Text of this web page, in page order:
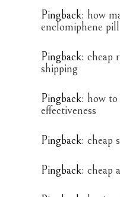
Pingback: how
enclomiphene pill
Pingback: cheap
shipping
Pingback: how
effectiveness
Pingback: cheap
Pingback: cheap